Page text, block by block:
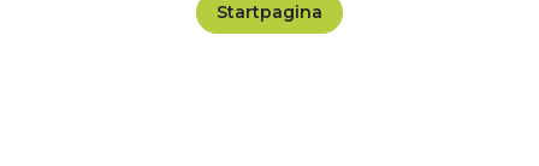
Startpagina